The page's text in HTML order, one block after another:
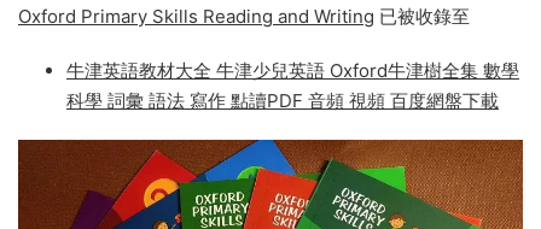
Oxford Primary Skills Reading and Writing 已被收錄至
牛津英語教材大全 牛津少兒英語 Oxford牛津樹全集 數學
科學 詞彙 語法 寫作 點讀PDF 音頻 視頻 百度網盤下載